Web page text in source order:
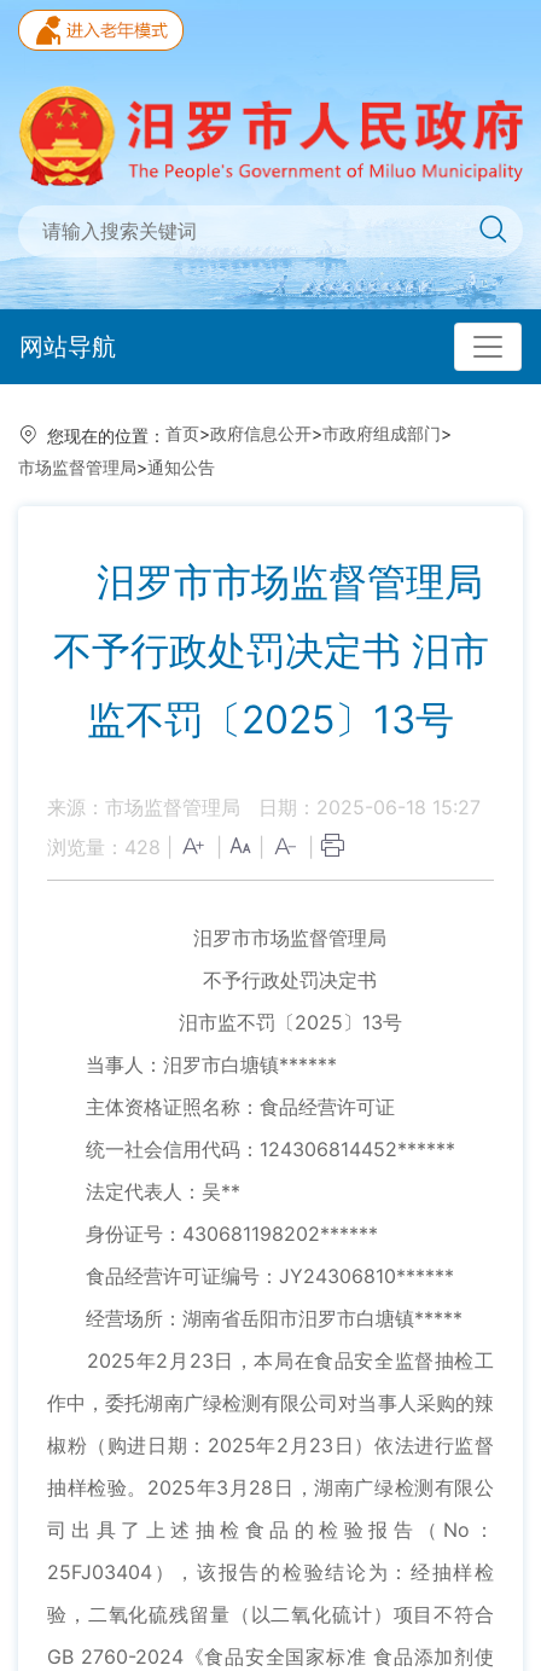
网站导航
您现在的位置： 首页>政府信息公开>市政府组成部门>
市场监督管理局>通知公告
汨罗市市场监督管理局
不予行政处罚决定书 汨市
监不罚〔2025〕13号
来源：市场监督管理局
日期：2025-06-18 15:27
浏览量： 428
汨罗市市场监督管理局
不予行政处罚决定书
汨市监不罚〔2025〕13号
当事人：汨罗市白塘镇******
主体资格证照名称：食品经营许可证
统一社会信用代码：124306814452******
法定代表人：吴**
身份证号：430681198202******
食品经营许可证编号：JY24306810******
经营场所：湖南省岳阳市汨罗市白塘镇*****
2025年2月23日，本局在食品安全监督抽检工
作中，委托湖南广绿检测有限公司对当事人采购的辣
椒粉（购进日期：2025年2月23日）依法进行监督
抽样检验。2025年3月28日，湖南广绿检测有限公
司出具了上述抽检食品的检验报告（No：
25FJ03404），该报告的检验结论为：经抽样检
验，二氧化硫残留量（以二氧化硫计）项目不符合
GB 2760-2024《食品安全国家标准 食品添加剂使